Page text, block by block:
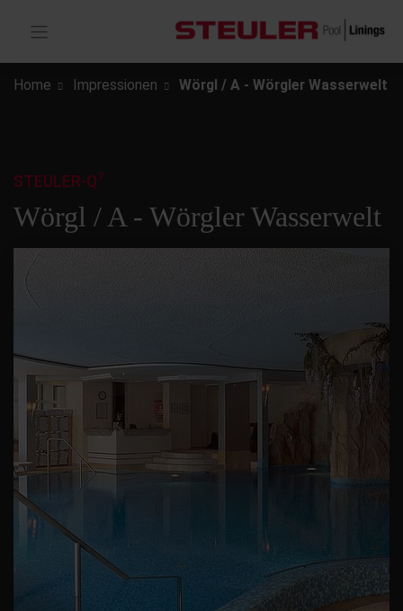
Home Impressionen Wörgl / A - Wörgler Wasserwelt
Wörgl / A - Wörgler Wasserwelt
STEULER-Q7